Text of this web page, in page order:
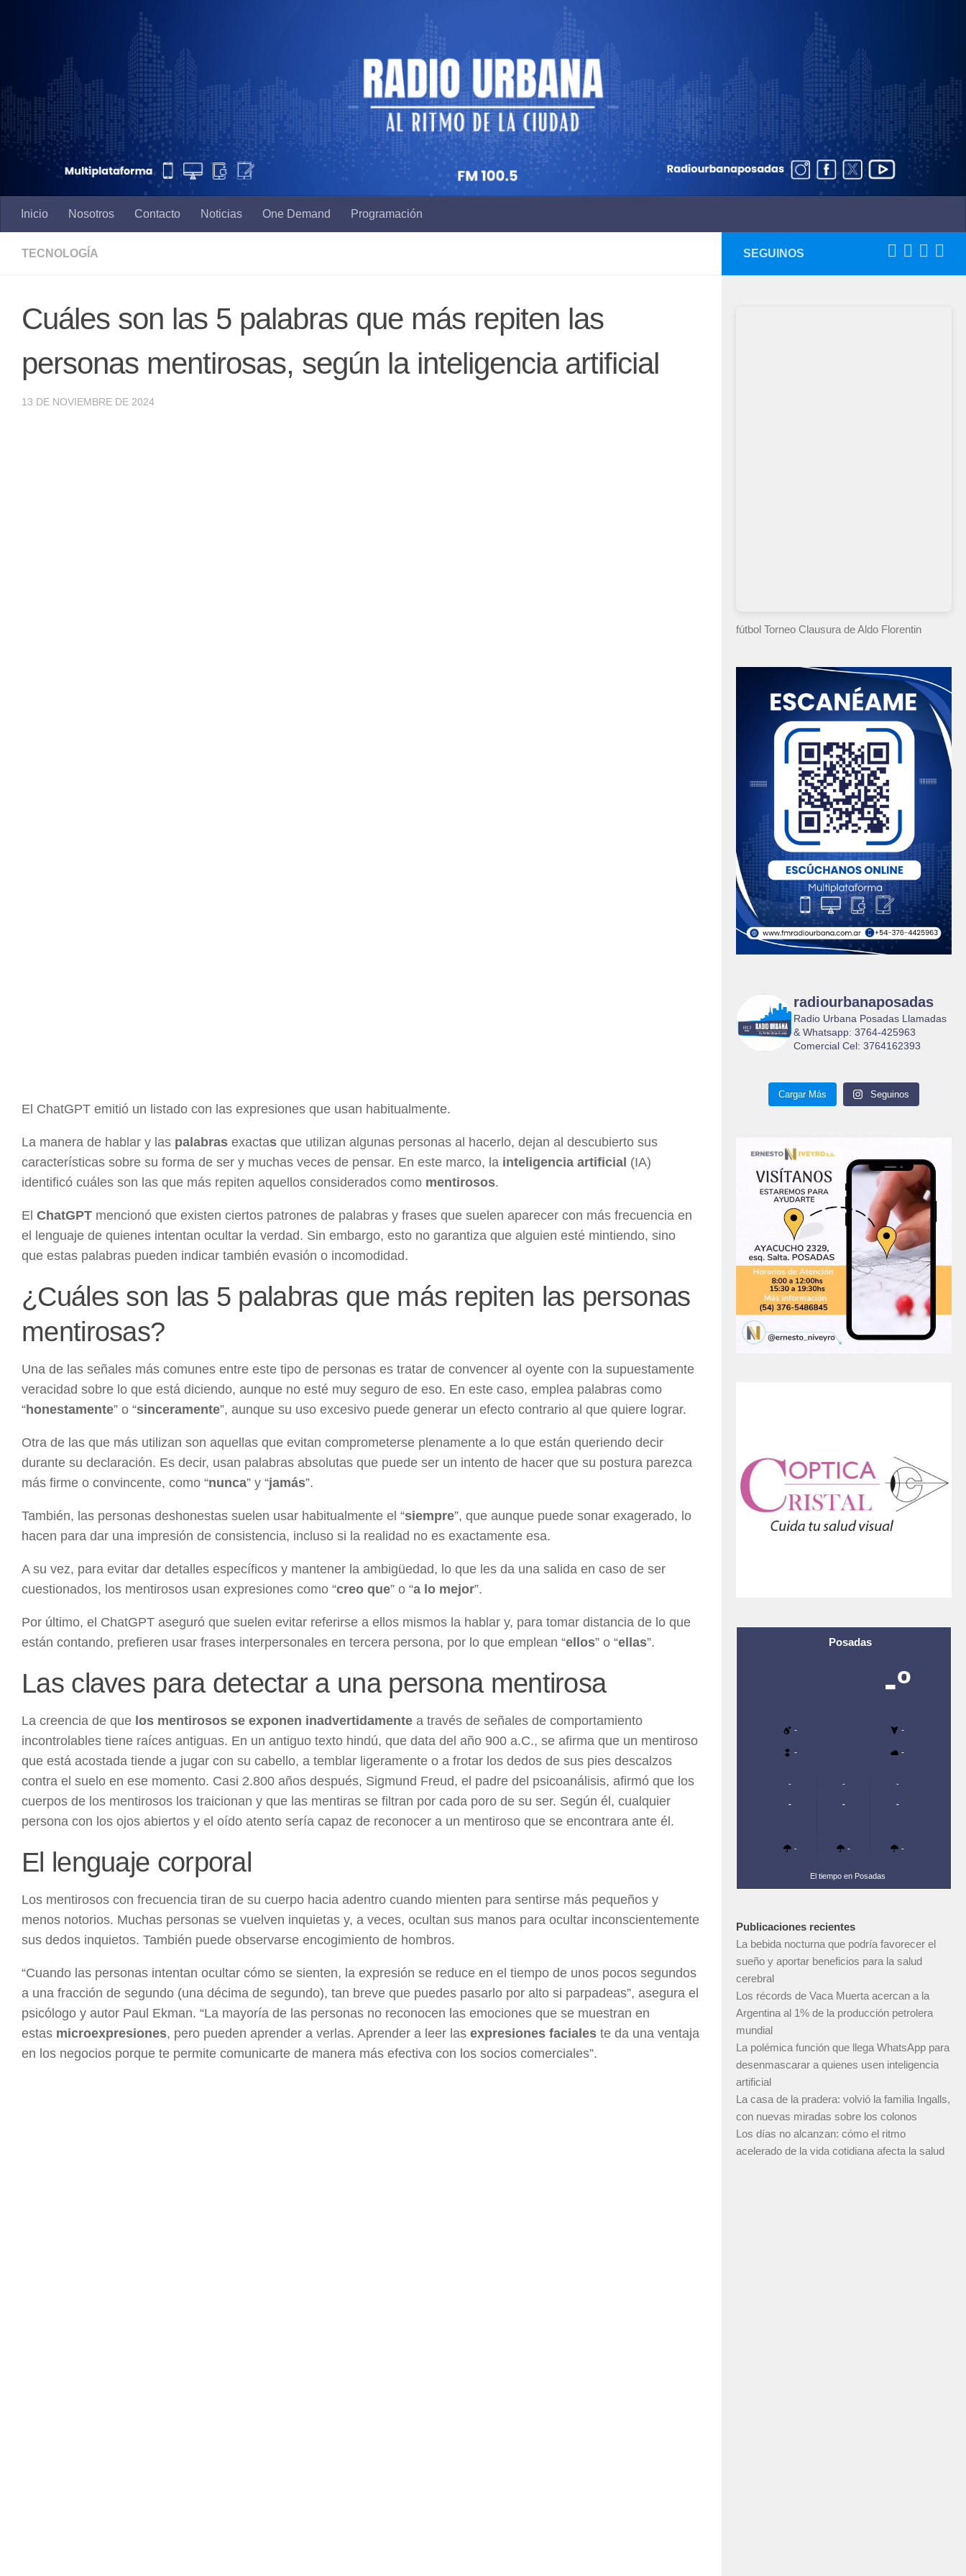
Inicio Nosotros Contacto Noticias One Demand Programación
TECNOLOGÍA
Cuáles son las 5 palabras que más repiten las
personas mentirosas, según la inteligencia artificial
13 DE NOVIEMBRE DE 2024
El ChatGPT emitió un listado con las expresiones que usan habitualmente.
La manera de hablar y las palabras exactas que utilizan algunas personas al hacerlo, dejan al descubierto sus
características sobre su forma de ser y muchas veces de pensar. En este marco, la inteligencia artificial (IA)
identificó cuáles son las que más repiten aquellos considerados como mentirosos.
El ChatGPT mencionó que existen ciertos patrones de palabras y frases que suelen aparecer con más frecuencia en
el lenguaje de quienes intentan ocultar la verdad. Sin embargo, esto no garantiza que alguien esté mintiendo, sino
que estas palabras pueden indicar también evasión o incomodidad.
¿Cuáles son las 5 palabras que más repiten las personas
mentirosas?
Una de las señales más comunes entre este tipo de personas es tratar de convencer al oyente con la supuestamente
veracidad sobre lo que está diciendo, aunque no esté muy seguro de eso. En este caso, emplea palabras como
“honestamente” o “sinceramente”, aunque su uso excesivo puede generar un efecto contrario al que quiere lograr.
Otra de las que más utilizan son aquellas que evitan comprometerse plenamente a lo que están queriendo decir
durante su declaración. Es decir, usan palabras absolutas que puede ser un intento de hacer que su postura parezca
más firme o convincente, como “nunca” y “jamás”.
También, las personas deshonestas suelen usar habitualmente el “siempre”, que aunque puede sonar exagerado, lo
hacen para dar una impresión de consistencia, incluso si la realidad no es exactamente esa.
A su vez, para evitar dar detalles específicos y mantener la ambigüedad, lo que les da una salida en caso de ser
cuestionados, los mentirosos usan expresiones como “creo que” o “a lo mejor”.
Por último, el ChatGPT aseguró que suelen evitar referirse a ellos mismos la hablar y, para tomar distancia de lo que
están contando, prefieren usar frases interpersonales en tercera persona, por lo que emplean “ellos” o “ellas”.
Las claves para detectar a una persona mentirosa
La creencia de que los mentirosos se exponen inadvertidamente a través de señales de comportamiento
incontrolables tiene raíces antiguas. En un antiguo texto hindú, que data del año 900 a.C., se afirma que un mentiroso
que está acostada tiende a jugar con su cabello, a temblar ligeramente o a frotar los dedos de sus pies descalzos
contra el suelo en ese momento. Casi 2.800 años después, Sigmund Freud, el padre del psicoanálisis, afirmó que los
cuerpos de los mentirosos los traicionan y que las mentiras se filtran por cada poro de su ser. Según él, cualquier
persona con los ojos abiertos y el oído atento sería capaz de reconocer a un mentiroso que se encontrara ante él.
El lenguaje corporal
Los mentirosos con frecuencia tiran de su cuerpo hacia adentro cuando mienten para sentirse más pequeños y
menos notorios. Muchas personas se vuelven inquietas y, a veces, ocultan sus manos para ocultar inconscientemente
sus dedos inquietos. También puede observarse encogimiento de hombros.
“Cuando las personas intentan ocultar cómo se sienten, la expresión se reduce en el tiempo de unos pocos segundos
a una fracción de segundo (una décima de segundo), tan breve que puedes pasarlo por alto si parpadeas”, asegura el
psicólogo y autor Paul Ekman. “La mayoría de las personas no reconocen las emociones que se muestran en
estas microexpresiones, pero pueden aprender a verlas. Aprender a leer las expresiones faciales te da una ventaja
en los negocios porque te permite comunicarte de manera más efectiva con los socios comerciales”.
SEGUINOS
fútbol Torneo Clausurade Aldo Florentin
radiourbanaposadas
Radio Urbana Posadas Llamadas
& Whatsapp: 3764-425963
Comercial Cel: 3764162393
Cargar Más Seguinos
Posadas
-º
- -
- -
-
-
-
-
-
-
-
-
-
El tiempo en Posadas
Publicaciones recientes
La bebida nocturna que podría favorecer el
sueño y aportar beneficios para la salud
cerebral
Los récords de Vaca Muerta acercan a la
Argentina al 1% de la producción petrolera
mundial
La polémica función que llega WhatsApp para
desenmascarar a quienes usen inteligencia
artificial
La casa de la pradera: volvió la familia Ingalls,
con nuevas miradas sobre los colonos
Los días no alcanzan: cómo el ritmo
acelerado de la vida cotidiana afecta la salud